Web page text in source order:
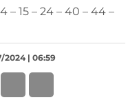
15 – 24 – 40 – 44 –
2024 | 06:59